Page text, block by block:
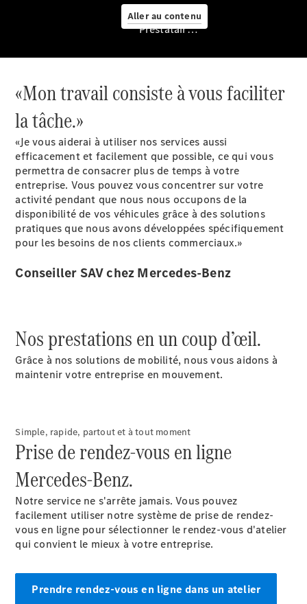
Aller au contenu
Aperçu
Van Service
dépannage
de mobilité
Commande
intelligente
du véhicule
Mercedes-
Benz
QualityService
Services
connectés
Prendre
rendez-
Prestataire / Protection des données
«Mon travail consiste à vous faciliter
la tâche.»
«Je vous aiderai à utiliser nos services aussi
efficacement et facilement que possible, ce qui vous
permettra de consacrer plus de temps à votre
entreprise. Vous pouvez vous concentrer sur votre
activité pendant que nous nous occupons de la
disponibilité de vos véhicules grâce à des solutions
pratiques que nous avons développées spécifiquement
pour les besoins de nos clients commerciaux.»
Conseiller SAV chez Mercedes-Benz
Nos prestations en un coup d’œil.
Grâce à nos solutions de mobilité, nous vous aidons à
maintenir votre entreprise en mouvement.
Simple, rapide, partout et à tout moment
Prise de rendez-vous en ligne
Mercedes-Benz.
Notre service ne s'arrête jamais. Vous pouvez
facilement utiliser notre système de prise de rendez-
vous en ligne pour sélectionner le rendez-vous d'atelier
qui convient le mieux à votre entreprise.
Prendre rendez-vous en ligne dans un atelier